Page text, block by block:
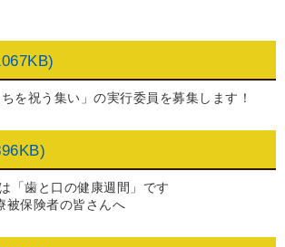
を祝う集い」の実行委員を募集します！
「歯と口の健康週間」です
被保険者の皆さんへ